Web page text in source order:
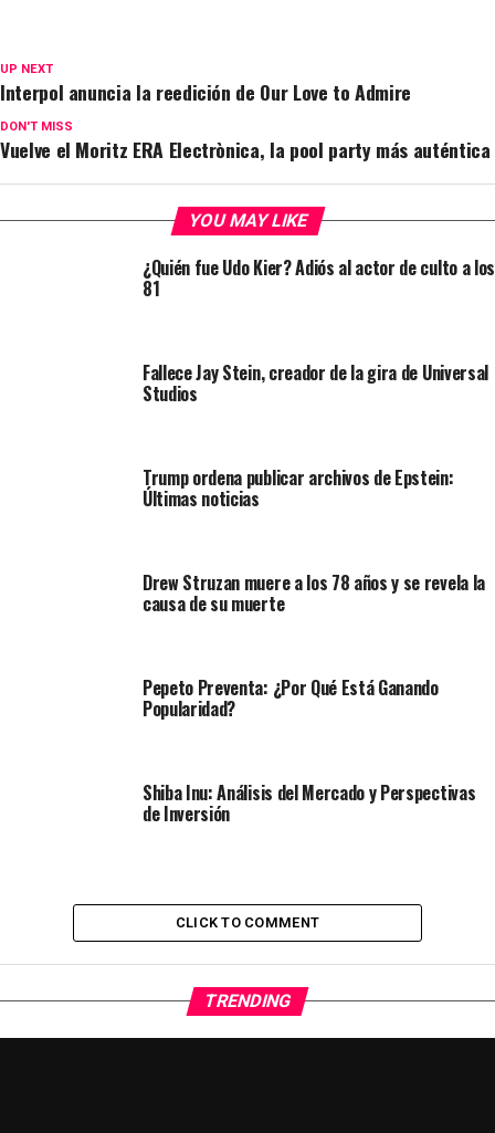
UP NEXT
Interpol anuncia la reedición de Our Love to Admire
DON'T MISS
Vuelve el Moritz ERA Electrònica, la pool party más auténtica
YOU MAY LIKE
¿Quién fue Udo Kier? Adiós al actor de culto a los
81
Fallece Jay Stein, creador de la gira de Universal
Studios
Trump ordena publicar archivos de Epstein:
Últimas noticias
Drew Struzan muere a los 78 años y se revela la
causa de su muerte
Pepeto Preventa: ¿Por Qué Está Ganando
Popularidad?
Shiba Inu: Análisis del Mercado y Perspectivas
de Inversión
CLICK TO COMMENT
TRENDING